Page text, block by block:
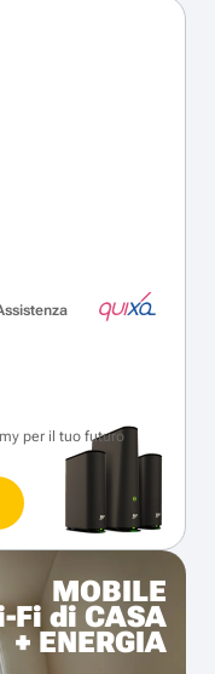
per il tuo futuro
MOBILE
Fi di CASA
+ ENERGIA